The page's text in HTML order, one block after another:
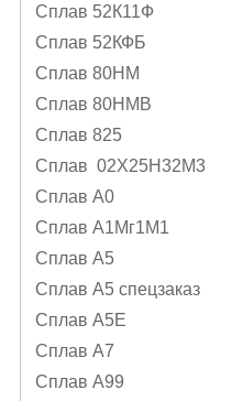
Сплав 52К11Ф
Сплав 52КФБ
Сплав 80НМ
Сплав 80НМВ
Сплав 825
Сплав 02Х25Н32М3
Сплав А0
Сплав А1Mг1M1
Сплав А5
Сплав А5 спецзаказ
Сплав А5Е
Сплав А7
Сплав А99